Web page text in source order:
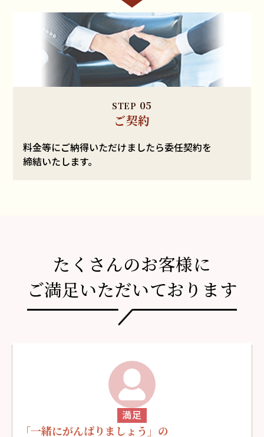
STEP 05
ご契約
料金等にご納得いただけましたら委任契約を
締結いたします。
たくさんのお客様に
ご満足いただいております
満足
「一緒にがんばりましょう」の